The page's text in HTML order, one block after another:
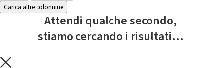
Carica altre colonnine
Attendi qualche secondo,
stiamo cercando i risultati...